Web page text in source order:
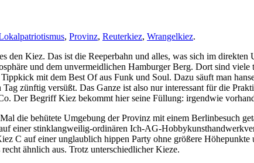
, Provinz, Reuterkiez, Wrangelkiez.
den Kiez. Das ist die Reeperbahn und alles, was sich im
und dem unvermeidlichen Hamburger Berg. Dort sind
mit dem Best Of aus Funk und Soul. Dazu säuft man
zünftig versüßt. Das Ganze ist also nur interessant für die
Der Begriff Kiez bekommt hier seine Füllung: irgendwie
die behütete Umgebung der Provinz mit einem Berlinbesuch
einer stinklangweilig-ordinären Ich-AG-
C auf einer unglaublich hippen Party ohne größere
ähnlich aus. Trotz unterschiedlicher Kieze.